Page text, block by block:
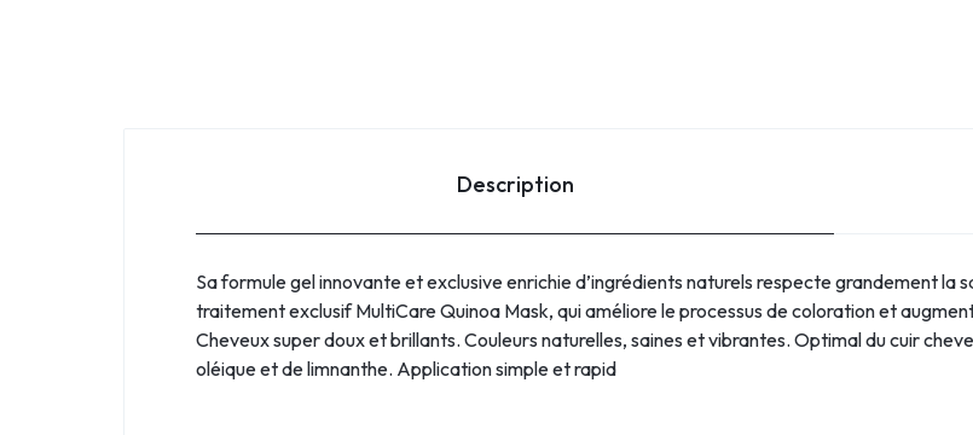
Description
Sa formule gel innovante et exclusive enrichie d’ingrédients naturels respecte grandement la
traitement exclusif MultiCare Quinoa Mask, qui améliore le processus de coloration et
Cheveux super doux et brillants. Couleurs naturelles, saines et vibrantes. Optimal du cuir
oléique et de limnanthe. Application simple et rapid